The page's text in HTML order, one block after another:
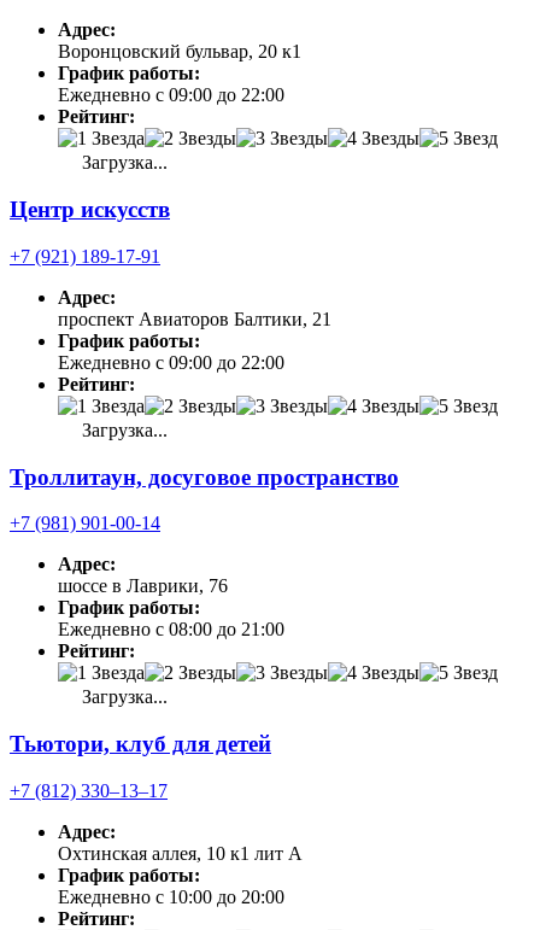
Адрес:
Воронцовский бульвар, 20 к1
График работы:
Ежедневно с 09:00 до 22:00
Рейтинг:
Загрузка...
Центр искусств
+7 (921) 189-17-91
Адрес:
проспект Авиаторов Балтики, 21
График работы:
Ежедневно с 09:00 до 22:00
Рейтинг:
Загрузка...
Троллитаун, досуговое пространство
+7 (981) 901-00-14
Адрес:
шоссе в Лаврики, 76
График работы:
Ежедневно с 08:00 до 21:00
Рейтинг:
Загрузка...
Тьютори, клуб для детей
+7 (812) 330‒13‒17
Адрес:
Охтинская аллея, 10 к1 лит А
График работы:
Ежедневно с 10:00 до 20:00
Рейтинг: